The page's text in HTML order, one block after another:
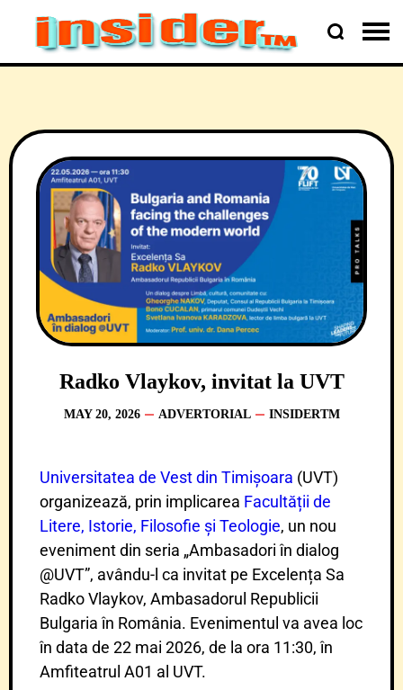
Radko Vlaykov, invitat la UVT
MAY 20, 2026 ADVERTORIAL INSIDERTM
Universitatea de Vest din Timișoara (UVT)
organizează, prin implicarea Facultății de
Litere, Istorie, Filosofie și Teologie, un nou
eveniment din seria „Ambasadori în dialog
@UVT”, avându-l ca invitat pe Excelența Sa
Radko Vlaykov, Ambasadorul Republicii
Bulgaria în România. Evenimentul va avea loc
în data de 22 mai 2026, de la ora 11:30, în
Amfiteatrul A01 al UVT.